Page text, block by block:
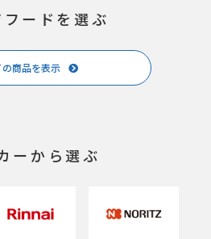
フードを選ぶ
の商品を表示
ーから選ぶ